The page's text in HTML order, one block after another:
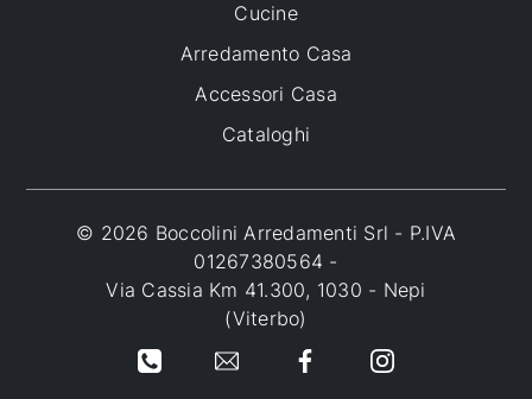
Cucine
Arredamento Casa
Accessori Casa
Cataloghi
© 2026 Boccolini Arredamenti Srl - P.IVA
01267380564 -
Via Cassia Km 41.300, 1030 - Nepi
(Viterbo)